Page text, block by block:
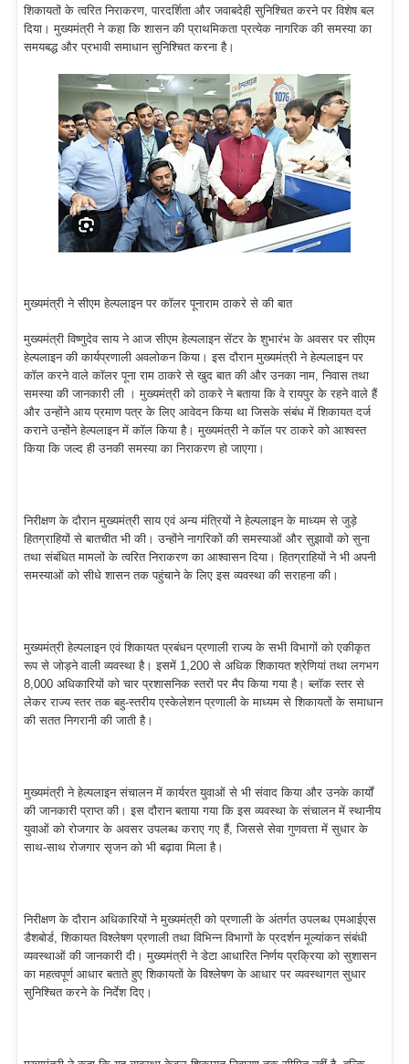
शिकायतों के त्वरित निराकरण, पारदर्शिता और जवाबदेही सुनिश्चित करने पर विशेष बल
दिया। मुख्यमंत्री ने कहा कि शासन की प्राथमिकता प्रत्येक नागरिक की समस्या का
समयबद्ध और प्रभावी समाधान सुनिश्चित करना है।
मुख्यमंत्री ने सीएम हेल्पलाइन पर कॉलर पूनाराम ठाकरे से की बात
मुख्यमंत्री विष्णुदेव साय ने आज सीएम हेल्पलाइन सेंटर के शुभारंभ के अवसर पर सीएम
हेल्पलाइन की कार्यप्रणाली अवलोकन किया। इस दौरान मुख्यमंत्री ने हेल्पलाइन पर
कॉल करने वाले कॉलर पूना राम ठाकरे से खुद बात की और उनका नाम, निवास तथा
समस्या की जानकारी ली । मुख्यमंत्री को ठाकरे ने बताया कि वे रायपुर के रहने वाले हैं
और उन्होंने आय प्रमाण पत्र के लिए आवेदन किया था जिसके संबंध में शिकायत दर्ज
कराने उन्होंने हेल्पलाइन में कॉल किया है। मुख्यमंत्री ने कॉल पर ठाकरे को आश्वस्त
किया कि जल्द ही उनकी समस्या का निराकरण हो जाएगा।
निरीक्षण के दौरान मुख्यमंत्री साय एवं अन्य मंत्रियों ने हेल्पलाइन के माध्यम से जुड़े
हितग्राहियों से बातचीत भी की। उन्होंने नागरिकों की समस्याओं और सुझावों को सुना
तथा संबंधित मामलों के त्वरित निराकरण का आश्वासन दिया। हितग्राहियों ने भी अपनी
समस्याओं को सीधे शासन तक पहुंचाने के लिए इस व्यवस्था की सराहना की।
मुख्यमंत्री हेल्पलाइन एवं शिकायत प्रबंधन प्रणाली राज्य के सभी विभागों को एकीकृत
रूप से जोड़ने वाली व्यवस्था है। इसमें 1,200 से अधिक शिकायत श्रेणियां तथा लगभग
8,000 अधिकारियों को चार प्रशासनिक स्तरों पर मैप किया गया है। ब्लॉक स्तर से
लेकर राज्य स्तर तक बहु-स्तरीय एस्केलेशन प्रणाली के माध्यम से शिकायतों के समाधान
की सतत निगरानी की जाती है।
मुख्यमंत्री ने हेल्पलाइन संचालन में कार्यरत युवाओं से भी संवाद किया और उनके कार्यों
की जानकारी प्राप्त की। इस दौरान बताया गया कि इस व्यवस्था के संचालन में स्थानीय
युवाओं को रोजगार के अवसर उपलब्ध कराए गए हैं, जिससे सेवा गुणवत्ता में सुधार के
साथ-साथ रोजगार सृजन को भी बढ़ावा मिला है।
निरीक्षण के दौरान अधिकारियों ने मुख्यमंत्री को प्रणाली के अंतर्गत उपलब्ध एमआईएस
डैशबोर्ड, शिकायत विश्लेषण प्रणाली तथा विभिन्न विभागों के प्रदर्शन मूल्यांकन संबंधी
व्यवस्थाओं की जानकारी दी। मुख्यमंत्री ने डेटा आधारित निर्णय प्रक्रिया को सुशासन
का महत्वपूर्ण आधार बताते हुए शिकायतों के विश्लेषण के आधार पर व्यवस्थागत सुधार
सुनिश्चित करने के निर्देश दिए।